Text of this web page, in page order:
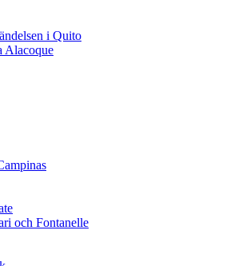
i Quito
Alacoque
och Fontanelle